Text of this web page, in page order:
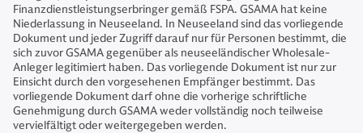
Finanzdienstleistungserbringer gemäß FSPA. GSAMA hat keine
Niederlassung in Neuseeland. In Neuseeland sind das vorliegende
Dokument und jeder Zugriff darauf nur für Personen bestimmt, die
sich zuvor GSAMA gegenüber als neuseeländischer Wholesale-
Anleger legitimiert haben. Das vorliegende Dokument ist nur zur
Einsicht durch den vorgesehenen Empfänger bestimmt. Das
vorliegende Dokument darf ohne die vorherige schriftliche
Genehmigung durch GSAMA weder vollständig noch teilweise
vervielfältigt oder weitergegeben werden.